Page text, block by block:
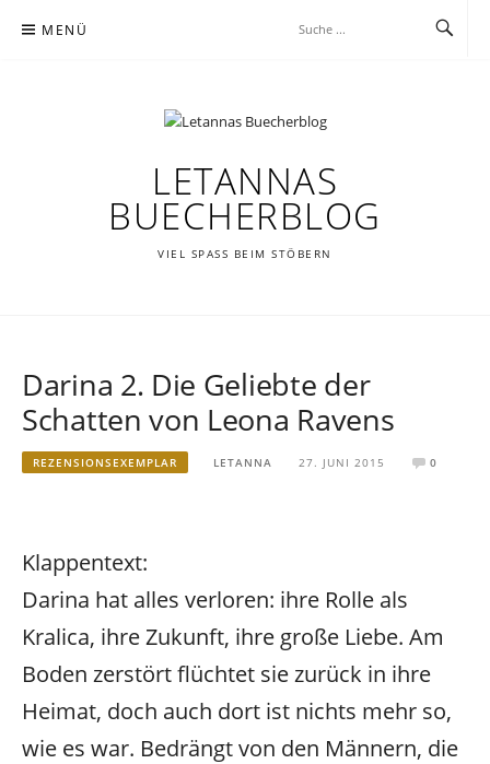
Inhalt MENÜ
LETANNAS
BUECHERBLOG
VIEL SPASS BEIM STÖBERN
Darina 2. Die Geliebte der
Schatten von Leona Ravens
REZENSIONSEXEMPLAR LETANNA 27. JUNI 2015 0
Klappentext:
Darina hat alles verloren: ihre Rolle als
Kralica, ihre Zukunft, ihre große Liebe. Am
Boden zerstört flüchtet sie zurück in ihre
Heimat, doch auch dort ist nichts mehr so,
wie es war. Bedrängt von den Männern, die